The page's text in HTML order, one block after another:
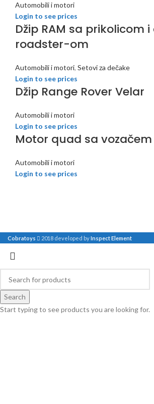
Automobili i motori
Login to see prices
Džip RAM sa prikolicom
roadster-om
Automobili i motori, Setovi za dečake
Login to see prices
Džip Range Rover Velar
Automobili i motori
Login to see prices
Motor quad sa vozačem
Automobili i motori
Login to see prices
Cobratoys 2018 developed byInspect Element
Search
Start typing to see products you are looking for.